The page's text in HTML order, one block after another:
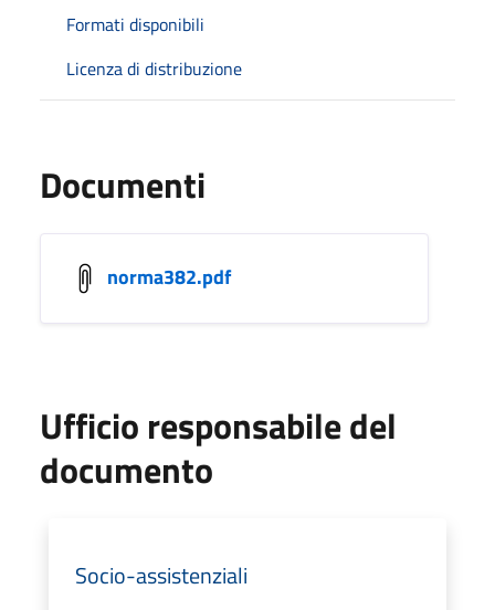
Formati disponibili
Licenza di distribuzione
Documenti
norma382.pdf
Ufficio responsabile del
documento
Socio-assistenziali